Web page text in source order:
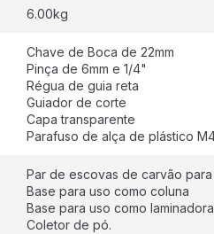
6.00kg
Chave de Boca de 22mm
Pinça de 6mm e 1/4"
Régua de guia reta
Guiador de corte
Capa transparente
Parafuso de alça de plástico
Par de escovas de carvão
Base para uso como coluna
Base para uso como laminadora
Coletor de pó.